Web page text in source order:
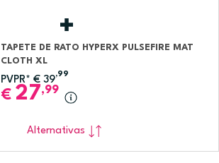
TAPETE DE RATO HYPERX PULSEFIRE MAT
CLOTH XL
PVPR* € 39
,99
€ 27,99
Alternativas